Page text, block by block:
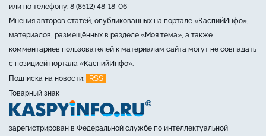
или по телефону: 8 (8512) 48-18-06
Мнения авторов статей, опубликованных на портале «КаспийИнфо»,
материалов, размещённых в разделе «Моя тема», а также
комментариев пользователей к материалам сайта могут не совпадать
с позицией портала «КаспийИнфо».
Подписка на новости:
RSS
Товарный знак
зарегистрирован в Федеральной службе по интеллектуальной